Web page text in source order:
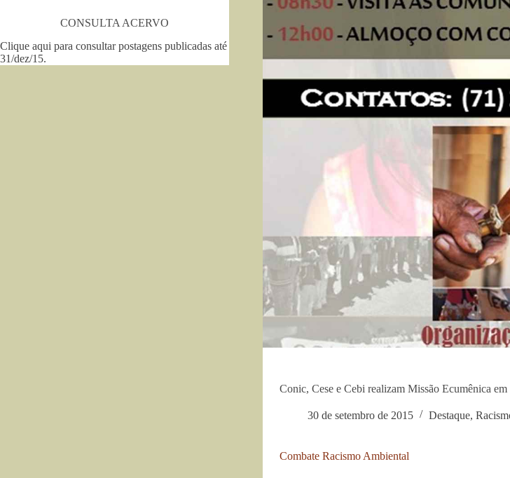
Conic, Cese e Cebi realizam Missão Ecumênica
30 de setembro de 2015 Destaque,
Combate Racismo Ambiental
CONSULTA ACERVO
Clique aqui para consultar postagens publicadas até
31/dez/15.